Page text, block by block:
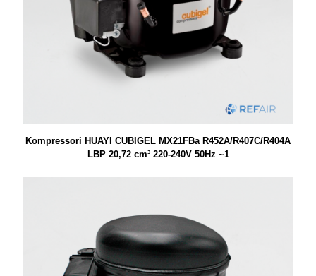
Kompressori HUAYI CUBIGEL MX21FBa R452A/R407C/R404A
LBP 20,72 cm³ 220-240V 50Hz ~1